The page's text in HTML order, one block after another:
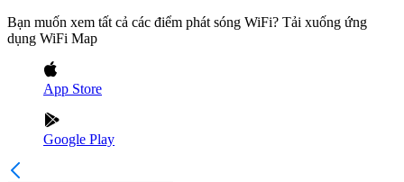
Bạn muốn xem tất cả các điểm phát sóng WiFi? Tải xuống ứng
dụng WiFi Map
App Store
Google Play